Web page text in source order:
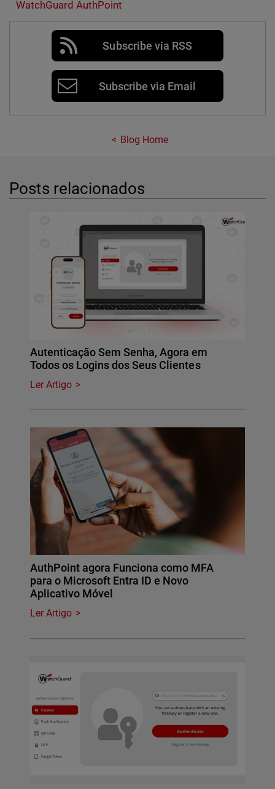
WatchGuard AuthPoint
Subscribe via RSS
Subscribe via Email
Blog Home
Posts relacionados
Autenticação Sem Senha, Agora em
Todos os Logins dos Seus Clientes
Ler Artigo
AuthPoint agora Funciona como MFA
para o Microsoft Entra ID e Novo
Aplicativo Móvel
Ler Artigo